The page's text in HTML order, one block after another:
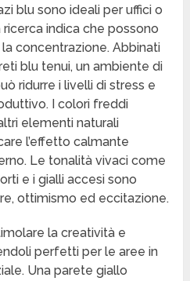
blu sono ideali per uffici o
indica che possono
concentrazione. Abbinati
blu tenui, un ambiente di
ridurre i livelli di stress e
I colori freddi
elementi naturali
l’effetto calmante
Le tonalità vivaci come
e i gialli accesi sono
ottimismo ed eccitazione.
la creatività e
perfetti per le aree in
Una parete giallo